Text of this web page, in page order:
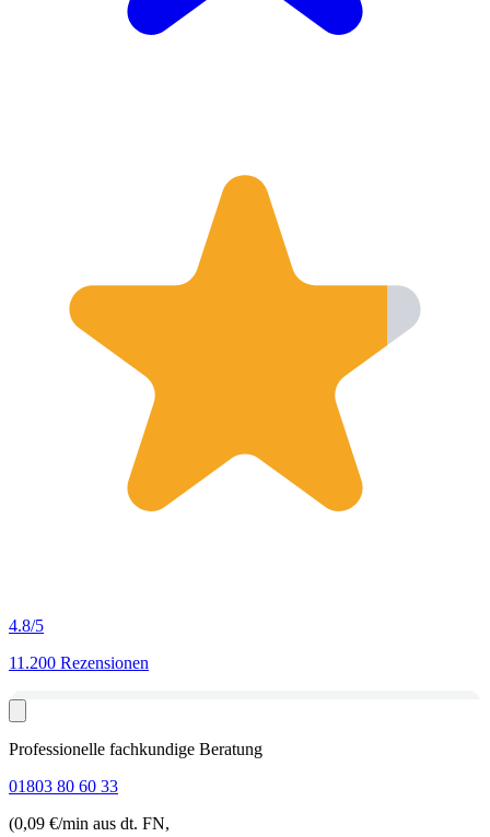
4.8/5
11.200 Rezensionen
Professionelle fachkundige Beratung
01803 80 60 33
(0,09 €/min aus dt. FN,